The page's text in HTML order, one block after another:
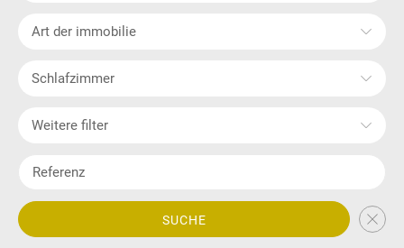
Art der immobilie
Schlafzimmer
Weitere filter
SUCHE